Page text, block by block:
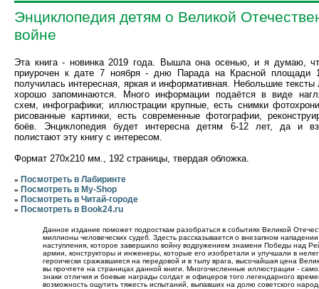
Энциклопедия детям о Великой
войне
Эта книга - новинка 2019 года. Вышла она осенью, и я думаю,
приурочен к дате 7 ноября - дню Парада на Красной площади
получилась интересная, яркая и информативная. Небольшие тексты
хорошо запоминаются. Много информации подаётся в виде
схем, инфографики; иллюстрации крупные, есть снимки
рисованные картинки, есть современные фотографии,
боёв. Энциклопедия будет интересна детям 6-12 лет, да и
полистают эту книгу с интересом.
Формат 270x210 мм., 192 страницы, твердая обложка.
» Посмотреть в Лабиринте
» Посмотреть в My-Shop
» Посмотреть в Читай-городе
» Посмотреть в Book24.ru
Данное издание поможет подросткам разобраться в событиях Великой
миллионы человеческих судеб. Здесть рассказывается о внезапном
наступления, которое завершило войну водружением знамени Победы над
армии, конструкторы и инженеры, которые его изобретали и улучшали в
героически сражавшиеся на передовой и в тылу врага, высочайшая цена
вы прочтете на страницах данной книги. Многочисленные иллюстрации -
знаки отличия и боевые награды солдат и офицеров того легендарного
возможность ощутить тяжесть испытаний, выпавших на долю советского